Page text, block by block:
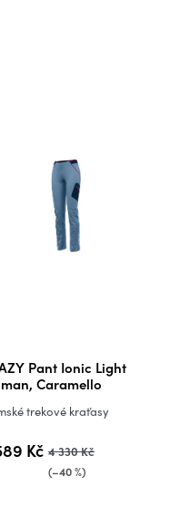
Pant Ionic Light
Caramello
Kč 4 330 Kč
(–40 %)
trekové kraťasy